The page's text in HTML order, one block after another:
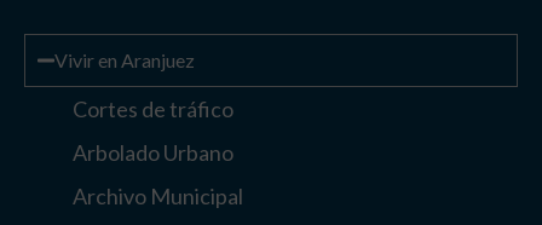
Vivir en Aranjuez
Cortes de tráfico
Arbolado Urbano
Archivo Municipal